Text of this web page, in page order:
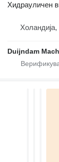
Хидрауличен
Duijndam